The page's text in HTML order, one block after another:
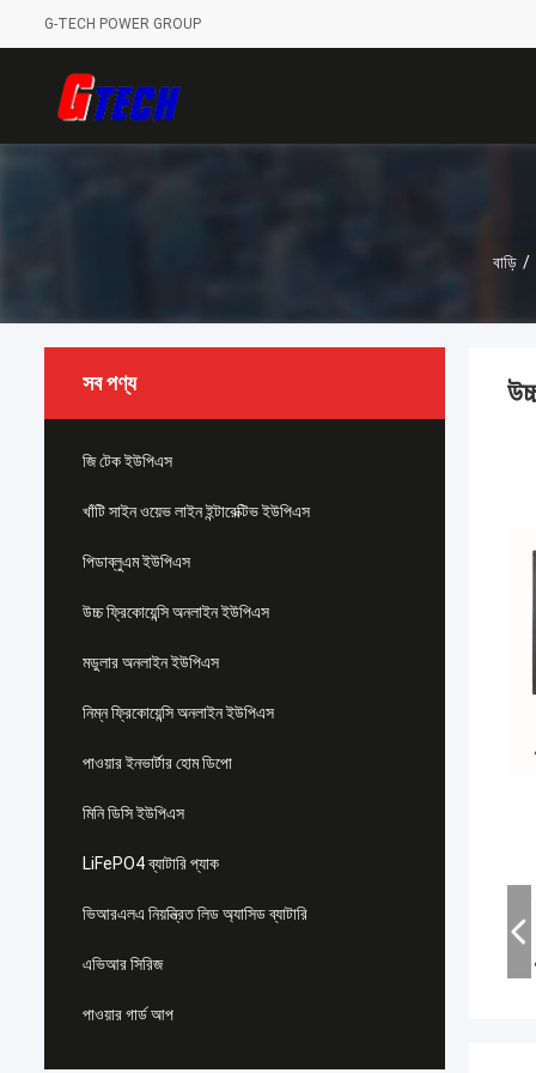
G-TECH POWER GROUP
বাড়ি /
সব পণ্য
জি টেক ইউপিএস
খাঁটি সাইন ওয়েভ লাইন ইন্টারেক্টিভ ইউপিএস
পিডাব্লুএম ইউপিএস
উচ্চ ফ্রিকোয়েন্সি অনলাইন ইউপিএস
মডুলার অনলাইন ইউপিএস
নিম্ন ফ্রিকোয়েন্সি অনলাইন ইউপিএস
পাওয়ার ইনভার্টার হোম ডিপো
মিনি ডিসি ইউপিএস
LiFePO4 ব্যাটারি প্যাক
ভিআরএলএ নিয়ন্ত্রিত লিড অ্যাসিড ব্যাটারি
এভিআর সিরিজ
পাওয়ার গার্ড আপ